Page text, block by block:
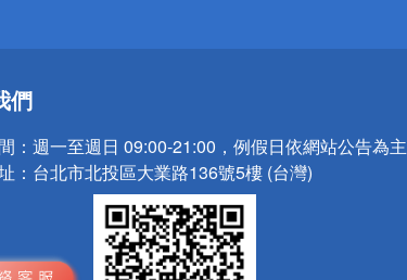
們
： 週一至週日 09:00-21:00，例假日依網站公告為主
： 台北市北投區大業路136號5樓 (台灣)